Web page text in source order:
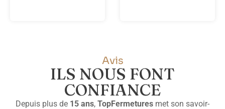
Avis
ILS NOUS FONT
CONFIANCE
Depuis plus de 15 ans, TopFermetures met son savoir-